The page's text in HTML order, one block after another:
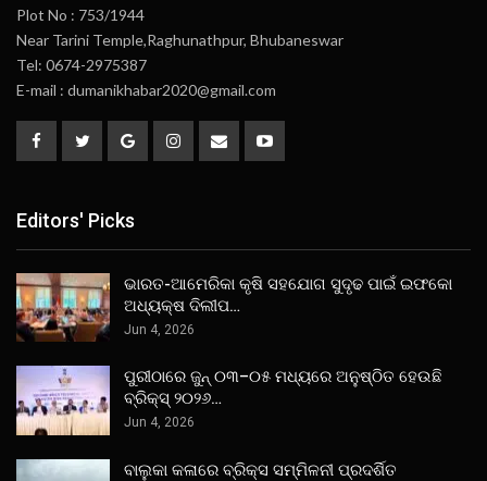
Plot No : 753/1944
Near Tarini Temple,Raghunathpur, Bhubaneswar
Tel: 0674-2975387
E-mail : dumanikhabar2020@gmail.com
Editors' Picks
ଭାରତ-ଆମେରିକା କୃଷି ସହଯୋଗ ସୁଦୃଢ ପାଇଁ ଇଫକୋ
ଅଧ୍ୟକ୍ଷ ଦିଲୀପ…
Jun 4, 2026
ପୁରୀଠାରେ ଜୁନ୍ ୦୩–୦୫ ମଧ୍ୟରେ ଅନୁଷ୍ଠିତ ହେଉଛି
ବ୍ରିକ୍ସ୍ ୨୦୨୬…
Jun 4, 2026
ବାଲୁକା କଳାରେ ବ୍ରିକ୍ସ ସମ୍ମିଳନୀ ପ୍ରଦର୍ଶିତ